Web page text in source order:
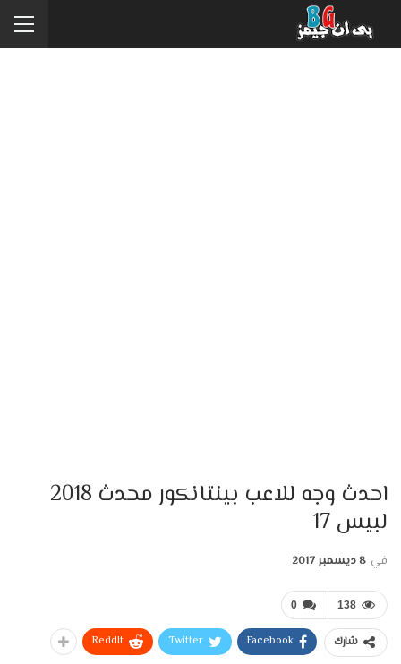
احدث وجه للاعب بينتانكور محدث 2018
لبيس 17
في 8 ديسمبر 2017
0 138
شارك Facebook
Twitter
ReddIt